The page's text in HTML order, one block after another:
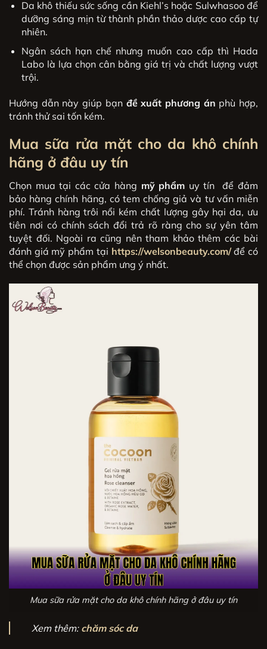
Da khô thiếu sức sống cần Kiehl’s hoặc Sulwhasoo để
dưỡng sáng mịn từ thành phần thảo dược cao cấp tự
nhiên.
Ngân sách hạn chế nhưng muốn cao cấp thì Hada
Labo là lựa chọn cân bằng giá trị và chất lượng vượt
trội.
Hướng dẫn này giúp bạn đề xuất phương án phù hợp,
tránh thử sai tốn kém.
Mua sữa rửa mặt cho da khôchính
hãng ở đâu uy tín
Chọn mua tại các cửa hàng mỹ phẩm uy tín để đảm
bảo hàng chính hãng, có tem chống giả và tư vấn miễn
phí. Tránh hàng trôi nổi kém chất lượng gây hại da, ưu
tiên nơi có chính sách đổi trả rõ ràng cho sự yên tâm
tuyệt đối. Ngoài ra cũng nên tham khảo thêm các bài
đánh giá mỹ phẩm tại https://welsonbeauty.com/để có
thể chọn được sản phẩm ưng ý nhất.
Mua sữa rửa mặt cho da khô chính hãng ở đâu uy tín
Xem thêm: chăm sóc da